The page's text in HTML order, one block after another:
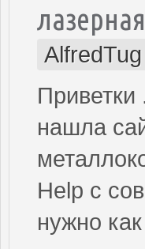
Приветки
нашла
Help c
нужно